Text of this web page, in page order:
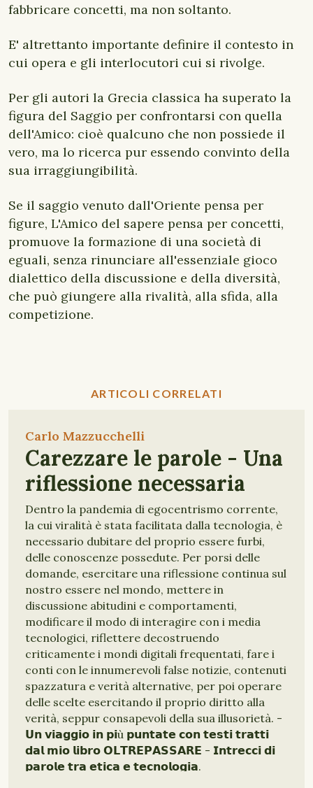
fabbricare concetti, ma non soltanto.
E' altrettanto importante definire il contesto in
cui opera e gli interlocutori cui si rivolge.
Per gli autori la Grecia classica ha superato la
figura del Saggio per confrontarsi con quella
dell'Amico: cioè qualcuno che non possiede il
vero, ma lo ricerca pur essendo convinto della
sua irraggiungibilità.
Se il saggio venuto dall'Oriente pensa per
figure, L'Amico del sapere pensa per concetti,
promuove la formazione di una società di
eguali, senza rinunciare all'essenziale gioco
dialettico della discussione e della diversità,
che può giungere alla rivalità, alla sfida, alla
competizione.
ARTICOLI CORRELATI
Carlo Mazzucchelli
Carezzare le parole - Una
riflessione necessaria
Dentro la pandemia di egocentrismo corrente,
la cui viralità è stata facilitata dalla tecnologia, è
necessario dubitare del proprio essere furbi,
delle conoscenze possedute. Per porsi delle
domande, esercitare una riflessione continua sul
nostro essere nel mondo, mettere in
discussione abitudini e comportamenti,
modificare il modo di interagire con i media
tecnologici, riflettere decostruendo
criticamente i mondi digitali frequentati, fare i
conti con le innumerevoli false notizie, contenuti
spazzatura e verità alternative, per poi operare
delle scelte esercitando il proprio diritto alla
verità, seppur consapevoli della sua illusorietà. -
𝗨𝗻 𝘃𝗶𝗮𝗴𝗴𝗶𝗼 𝗶𝗻 𝗽𝗶ù 𝗽𝘂𝗻𝘁𝗮𝘁𝗲 𝗰𝗼𝗻 𝘁𝗲𝘀𝘁𝗶 𝘁𝗿𝗮𝘁𝘁𝗶
𝗱𝗮𝗹 𝗺𝗶𝗼 𝗹𝗶𝗯𝗿𝗼 𝗢𝗟𝗧𝗥𝗘𝗣𝗔𝗦𝗦𝗔𝗥𝗘 - 𝗜𝗻𝘁𝗿𝗲𝗰𝗰𝗶 𝗱𝗶
𝗽𝗮𝗿𝗼𝗹𝗲 𝘁𝗿𝗮 𝗲𝘁𝗶𝗰𝗮 𝗲 𝘁𝗲𝗰𝗻𝗼𝗹𝗼𝗴𝗶𝗮.